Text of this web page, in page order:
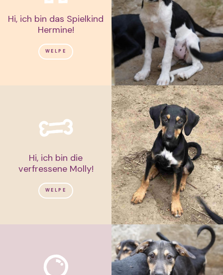
Hi, ich bin das Spielkind
Hermine!
WELPE
Hi, ich bin die
verfressene Molly!
WELPE